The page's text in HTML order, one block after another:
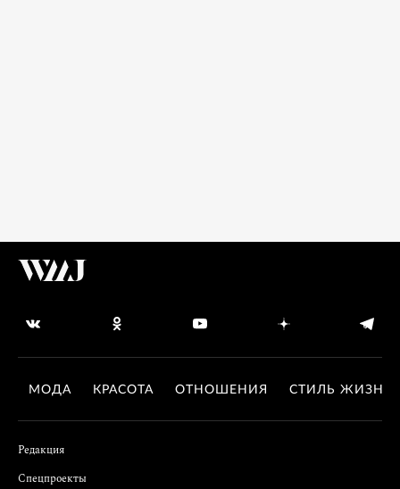
МОДА КРАСОТА ОТНОШЕНИЯ СТИЛЬ ЖИЗНИ
Редакция
Спецпроекты